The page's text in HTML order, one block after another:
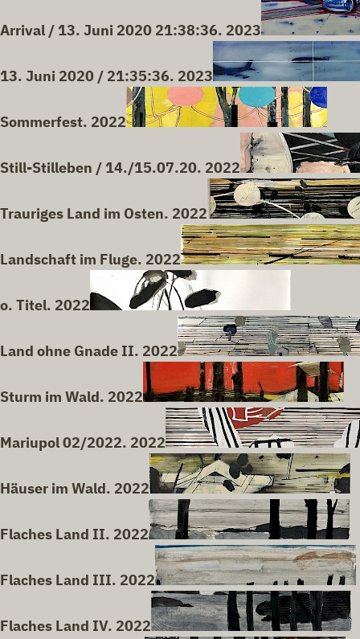
Arrival / 13. Juni 2020 21:38:36. 2023
13. Juni 2020 / 21:35:36. 2023
Sommerfest. 2022
Still-Stilleben / 14./15.07.20. 2022
Trauriges Land im Osten. 2022
Landschaft im Fluge. 2022
o. Titel. 2022
Land ohne Gnade II. 2022
Sturm im Wald. 2022
Mariupol 02/2022. 2022
Häuser im Wald. 2022
Flaches Land II. 2022
Flaches Land III. 2022
Flaches Land IV. 2022